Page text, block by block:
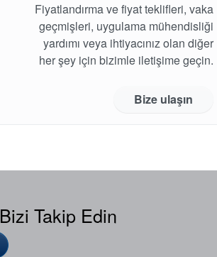
Fiyatlandırma ve fiyat teklifleri, vaka
geçmişleri, uygulama mühendisliği
yardımı veya ihtiyacınız olan diğer
her şey için bizimle iletişime geçin.
Bize ulaşın
Bizi Takip Edin